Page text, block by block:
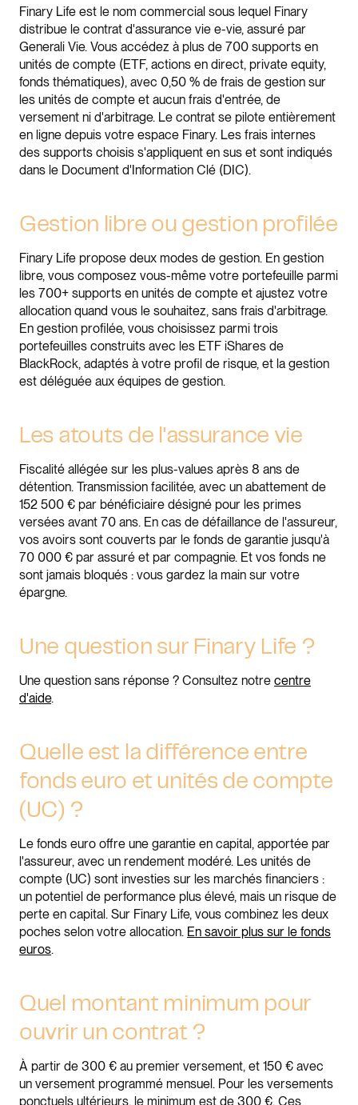
Finary Life est le nom commercial sous lequel Finary
distribue le contrat d'assurance vie e-vie, assuré par
Generali Vie. Vous accédez à plus de 700 supports en
unités de compte (ETF, actions en direct, private equity,
fonds thématiques), avec 0,50 % de frais de gestion sur
les unités de compte et aucun frais d'entrée, de
versement ni d'arbitrage. Le contrat se pilote entièrement
en ligne depuis votre espace Finary. Les frais internes
des supports choisis s'appliquent en sus et sont indiqués
dans le Document d'Information Clé (DIC).
Gestion libre ou gestion profilée
Finary Life propose deux modes de gestion. En gestion
libre, vous composez vous-même votre portefeuille parmi
les 700+ supports en unités de compte et ajustez votre
allocation quand vous le souhaitez, sans frais d'arbitrage.
En gestion profilée, vous choisissez parmi trois
portefeuilles construits avec les ETF iShares de
BlackRock, adaptés à votre profil de risque, et la gestion
est déléguée aux équipes de gestion.
Les atouts de l'assurance vie
Fiscalité allégée sur les plus-values après 8 ans de
détention. Transmission facilitée, avec un abattement de
152 500 € par bénéficiaire désigné pour les primes
versées avant 70 ans. En cas de défaillance de l'assureur,
vos avoirs sont couverts par le fonds de garantie jusqu'à
70 000 € par assuré et par compagnie. Et vos fonds ne
sont jamais bloqués : vous gardez la main sur votre
épargne.
Une question sur Finary Life ?
Une question sans réponse ? Consultez notre centre
d'aide.
Quelle est la différence entre
fonds euro et unités de compte
(UC) ?
Le fonds euro offre une garantie en capital, apportée par
l'assureur, avec un rendement modéré. Les unités de
compte (UC) sont investies sur les marchés financiers :
un potentiel de performance plus élevé, mais un risque de
perte en capital. Sur Finary Life, vous combinez les deux
poches selon votre allocation. En savoir plus sur le fonds
euros.
Quel montant minimum pour
ouvrir un contrat ?
À partir de 300 € au premier versement, et 150 € avec
un versement programmé mensuel. Pour les versements
ponctuels ultérieurs, le minimum est de 300 €. Ces